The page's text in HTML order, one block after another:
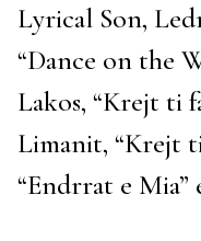
Lyrical Son,
“Dance on the
Lakos, “Krejt ti
Limanit, “Krejt
“Endrrat e Mia”